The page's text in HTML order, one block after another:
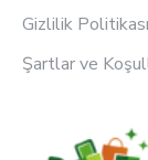
Gizlilik Politikası
Şartlar ve